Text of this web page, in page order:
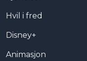
Hvil i fred
Disney+
Animasjon